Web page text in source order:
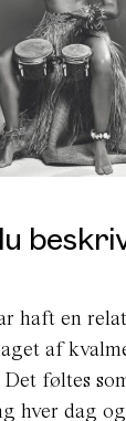
haft en
af
føltes
hver dag